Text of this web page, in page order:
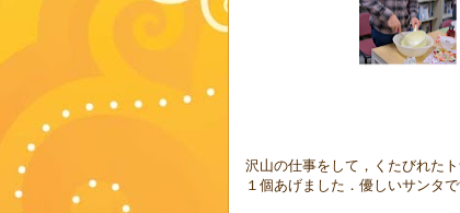
沢山の仕事をして，くたびれた
１個あげました．優しいサンタで